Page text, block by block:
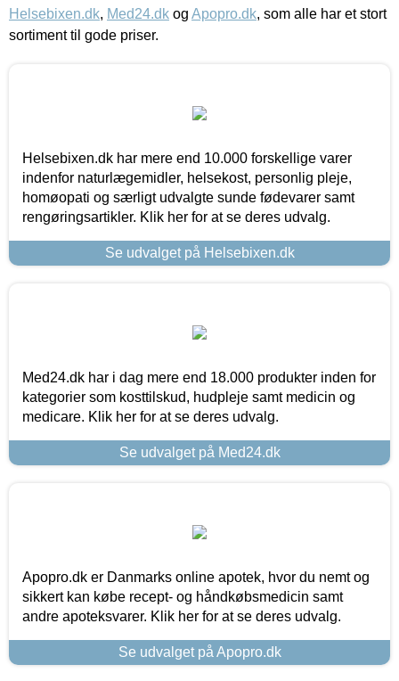
Helsebixen.dk, Med24.dk og Apopro.dk, som alle har et stort
sortiment til gode priser.
Helsebixen.dk har mere end 10.000 forskellige varer
indenfor naturlægemidler, helsekost, personlig pleje,
homøopati og særligt udvalgte sunde fødevarer samt
rengøringsartikler. Klik her for at se deres udvalg.
Se udvalget på Helsebixen.dk
Med24.dk har i dag mere end 18.000 produkter inden for
kategorier som kosttilskud, hudpleje samt medicin og
medicare. Klik her for at se deres udvalg.
Se udvalget på Med24.dk
Apopro.dk er Danmarks online apotek, hvor du nemt og
sikkert kan købe recept- og håndkøbsmedicin samt
andre apoteksvarer. Klik her for at se deres udvalg.
Se udvalget på Apopro.dk